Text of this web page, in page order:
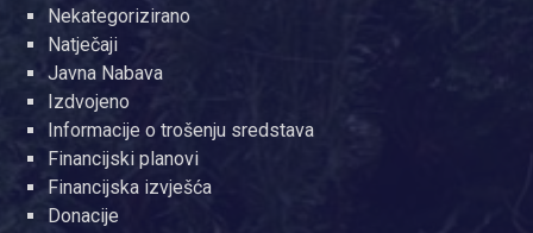
Nekategorizirano
Natječaji
Javna Nabava
Izdvojeno
Informacije o trošenju sredstava
Financijski planovi
Financijska izvješća
Donacije